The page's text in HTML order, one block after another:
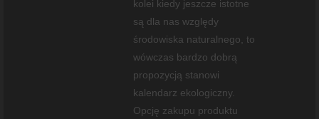
kolei kiedy jeszcze istotne
są dla nas względy
środowiska naturalnego, to
wówczas bardzo dobrą
propozycją stanowi
kalendarz ekologiczny.
Opcję zakupu produktu